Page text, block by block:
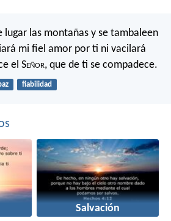
lugar las montañas y se tambaleen
mi fiel amor por ti ni vacilará
el Señor, que de ti se compadece.
fiabilidad
Salvación